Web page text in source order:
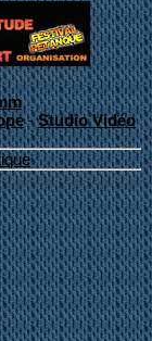
-Studio Vidéo